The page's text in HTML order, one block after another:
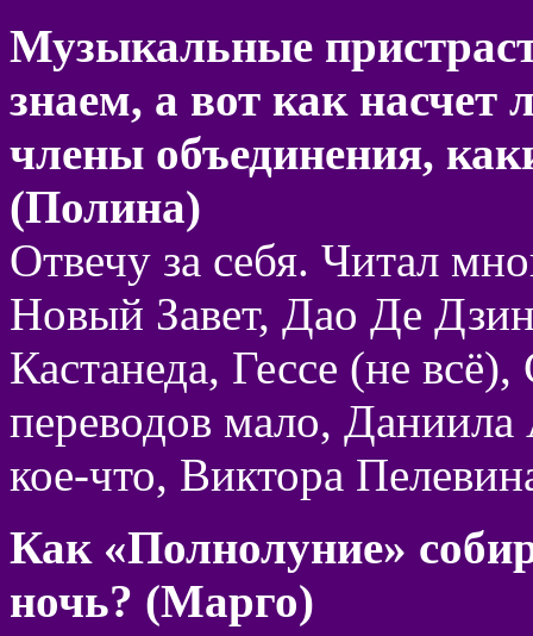
Музыкальные
знаем, а вот как
члены объединения,
(Полина)
Отвечу за себя. Читал
Новый Завет, Дао Де
Кастанеда, Гессе (не
переводов мало, Даниила
кое-что, Виктора
Как «Полнолуние»
ночь? (Марго)